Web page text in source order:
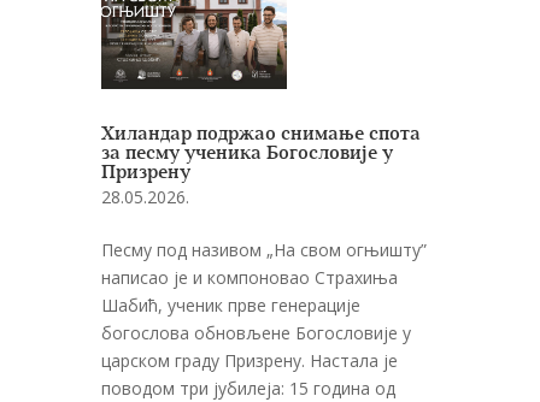
Хиландар подржао снимање спота
за песму ученика Богословије у
Призрену
28.05.2026.
Песму под називом „На свом огњишту”
написао је и компоновао Страхиња
Шабић, ученик прве генерације
богослова обновљене Богословије у
царском граду Призрену. Настала је
поводом три јубилеја: 15 година од